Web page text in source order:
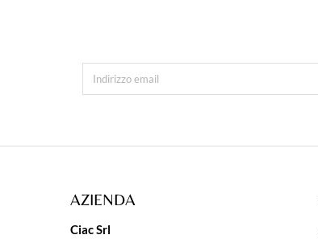
AZIENDA
Ciac Srl